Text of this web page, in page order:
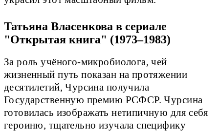
Татьяна Власенкова в сериале
"Открытая книга" (1973–1983)
За роль учёного-микробиолога, чей
жизненный путь показан на протяжении
десятилетий, Чурсина получила
Государственную премию РСФСР. Чурсина
готовилась изображать нетипичную для себя
героиню, тщательно изучала специфику